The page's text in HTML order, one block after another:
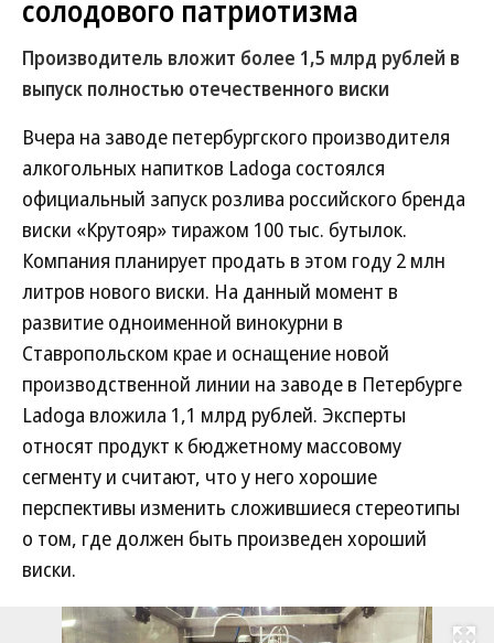
солодового патриотизма
Производитель вложит более 1,5 млрд рублей в
выпуск полностью отечественного виски
Вчера на заводе петербургского производителя
алкогольных напитков Ladoga состоялся
официальный запуск розлива российского бренда
виски «Крутояр» тиражом 100 тыс. бутылок.
Компания планирует продать в этом году 2 млн
литров нового виски. На данный момент в
развитие одноименной винокурни в
Ставропольском крае и оснащение новой
производственной линии на заводе в Петербурге
Ladoga вложила 1,1 млрд рублей. Эксперты
относят продукт к бюджетному массовому
сегменту и считают, что у него хорошие
перспективы изменить сложившиеся стереотипы
о том, где должен быть произведен хороший
виски.